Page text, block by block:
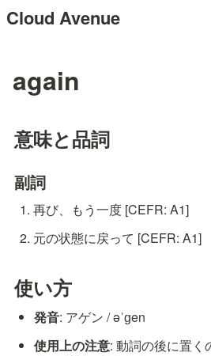
Cloud Avenue
again
意味と品詞
副詞
再び、もう一度 [CEFR: A1]
元の状態に戻って [CEFR: A1]
使い方
発音: アゲン / əˈɡen
使用上の注意: 動詞の後に置く